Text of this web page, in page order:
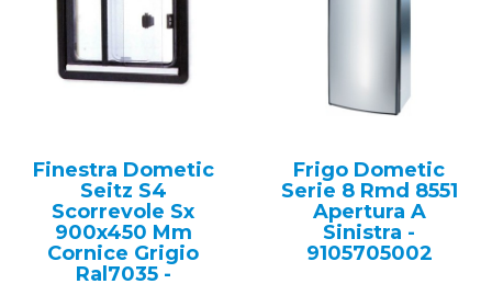
Finestra Dometic
Seitz S4
Scorrevole Sx
900x450 Mm
Cornice Grigio
Ral7035 -
Frigo Dometic
Serie 8 Rmd 8551
Apertura A
Sinistra -
9105705002